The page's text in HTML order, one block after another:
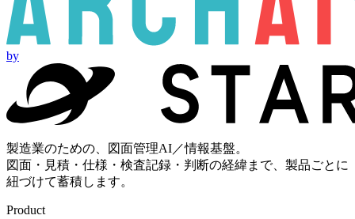
by
製造業のための、図面管理AI／情報基盤。
図面・見積・仕様・検査記録・判断の経緯まで、製品ごとに
紐づけて蓄積します。
Product